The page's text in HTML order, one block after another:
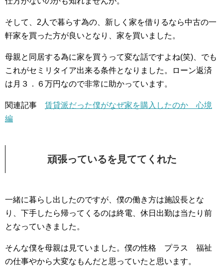
そして、2人で暮らす為の、新しく家を借りるなら中古の一
軒家を買った方が良いとなり、家を買いました。
母親と同居する為に家を買うって変な話ですよね(笑)、でも
これがセミリタイア出来る条件となりました。ローン返済
は月３．６万円なので非常に助かっています。
関連記事 賃貸派だった僕がなぜ家を購入したのか 心境
編
頑張っているを見ててくれた
一緒に暮らし出したのですが、僕の働き方は施設長とな
り、下手したら帰ってくるのは終電、休日出勤は当たり前
となっていきました。
そんな僕を母親は見ていました。僕の性格 プラス 福祉
の仕事やから大変なもんだと思っていたと思います。